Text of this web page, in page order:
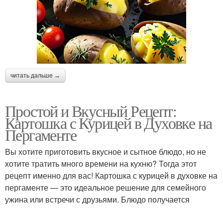
читать дальше →
Простой и Вкусный Рецепт:
Картошка с Курицей в Духовке на
Пергаменте
Вы хотите приготовить вкусное и сытное блюдо, но не
хотите тратить много времени на кухню? Тогда этот
рецепт именно для вас! Картошка с курицей в духовке на
пергаменте — это идеальное решение для семейного
ужина или встречи с друзьями. Блюдо получается